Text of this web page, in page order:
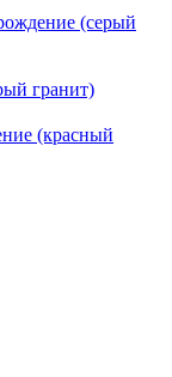
(серый
гранит)
(красный